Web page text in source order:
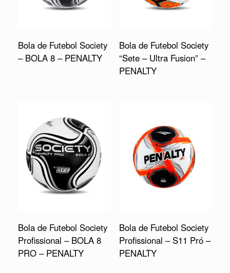
Bola de Futebol Society
– BOLA 8 – PENALTY
Bola de Futebol Society
“Sete – Ultra Fusion” –
PENALTY
Bola de Futebol Society
Profissional – BOLA 8
PRO – PENALTY
Bola de Futebol Society
Profissional – S11 Pró –
PENALTY